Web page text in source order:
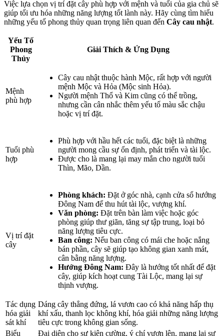
Việc lựa chọn vị trí đặt cây phù hợp với mệnh và tuổi của gia chủ sẽ
giúp tối ưu hóa những năng lượng tốt lành này. Hãy cùng tìm hiểu
những yếu tố phong thủy quan trọng liên quan đến Cây cau nhật.
Yếu Tố
Phong
Thủy
Giải Thích & Ứng Dụng
Mệnh
phù hợp
Cây cau nhật thuộc hành Mộc, rất hợp với người
mệnh Mộc và Hỏa (Mộc sinh Hỏa).
Người mệnh Thổ và Kim cũng có thể trồng,
nhưng cần cân nhắc thêm yếu tố màu sắc chậu
hoặc vị trí đặt.
Tuổi phù
hợp
Phù hợp với hầu hết các tuổi, đặc biệt là những
người mong cầu sự ổn định, phát triển và tài lộc.
Được cho là mang lại may mắn cho người tuổi
Thìn, Mão, Dần.
Vị trí đặt
cây
Phòng khách: Đặt ở góc nhà, cạnh cửa sổ hướng
Đông Nam để thu hút tài lộc, vượng khí.
Văn phòng: Đặt trên bàn làm việc hoặc góc
phòng giúp thư giãn, tăng sự tập trung, loại bỏ
năng lượng tiêu cực.
Ban công: Nếu ban công có mái che hoặc nắng
bán phần, cây sẽ giúp tạo không gian xanh mát,
cân bằng năng lượng.
Hướng Đông Nam: Đây là hướng tốt nhất để đặt
cây, giúp kích hoạt cung Tài Lộc, mang lại sự
thịnh vượng.
Tác dụng
hóa giải
sát khí
Dáng cây thẳng đứng, lá vươn cao có khả năng hấp thụ
khí xấu, thanh lọc không khí, hóa giải những năng lượng
tiêu cực trong không gian sống.
Biểu
Đại diện cho sự kiên cường, ý chí vươn lên, mang lại sự